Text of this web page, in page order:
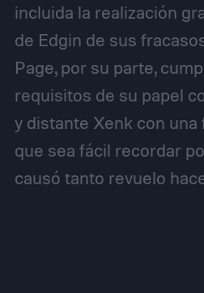
incluida la realización
de Edgin de sus
Page, por su parte,
requisitos de su papel
y distante Xenk con una
que sea fácil recordar
causó tanto revuelo